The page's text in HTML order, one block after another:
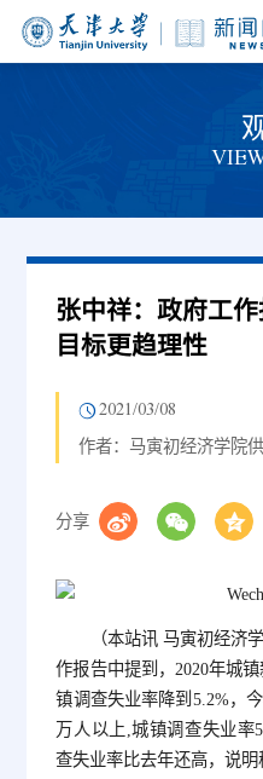
张中祥：政府工
目标更趋理性
2021/03/08
作者：马寅初经济学院
分享
（本站讯 马寅初经济
作报告中提到，2020年城
镇调查失业率降到5.2%，
万人以上,城镇调查失业率
查失业率比去年还高，说明